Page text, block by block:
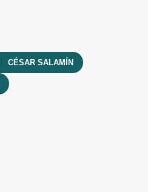
CÉSAR SALAMÍN